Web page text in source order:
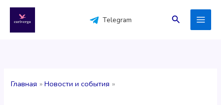
содержимому
Telegram Поиск
Главная Новости и события